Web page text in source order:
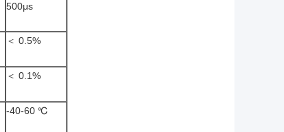
500μs
＜ 0.5%
＜ 0.1%
-40-60 ℃